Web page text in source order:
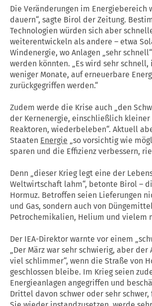
Die Veränderungen im Energiebereich
dauern“, sagte Birol der Zeitung.
Technologien würden sich aber
weiterentwickeln als andere – etwa
Windenergie, wo Anlagen „sehr
werden könnten. „Es wird sehr
weniger Monate, auf erneuerbare
zurückgegriffen werden.“
Zudem werde die Krise auch „den
der Kernenergie, einschließlich
Reaktoren, wiederbeleben“. Aktuell
Staaten Energie „so vorsichtig wie
sparen und die Effizienz verbessern,
Denn „dieser Krieg legt eine der
Weltwirtschaft lahm“, betonte Birol –
Hormuz. Betroffen seien Lieferungen
und Gas, sondern auch von
Petrochemikalien, Helium und vielem
Der IEA-Direktor warnte vor einem
„Der März war sehr schwierig, aber
viel schlimmer“, wenn die Straße von
geschlossen bleibe. Im Krieg seien
Energieanlagen angegriffen und
Drittel davon schwer oder sehr